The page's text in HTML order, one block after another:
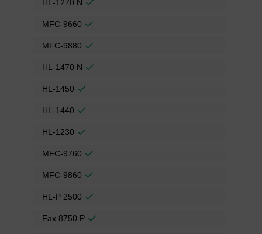
HL-1270 N
MFC-9660
MFC-9880
HL-1470 N
HL-1450
HL-1440
HL-1230
MFC-9760
MFC-9860
HL-P 2500
Fax 8750 P